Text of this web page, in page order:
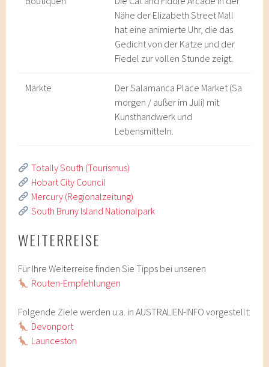
Nähe der Elizabeth Street Mall
hat eine animierte Uhr, die das
Gedicht von der Katze und der
Fiedel zur vollen Stunde zeigt.
Märkte
Der Salamanca Place Market (Sa
morgen / außer im Juli) mit
Kunsthandwerk und
Lebensmitteln.
Totally South (Tourismus)
Hobart City Council
Mercury (Regionalzeitung)
South Bruny Island Nationalpark
WEITERREISE
Für Ihre Weiterreise finden Sie Tipps bei unseren
Routen-Empfehlungen
Folgende Ziele werden u.a. in AUSTRALIEN-INFO vorgestellt:
Devonport
Launceston